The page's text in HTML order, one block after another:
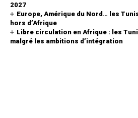
2027
Europe, Amérique du Nord… les
hors d’Afrique
Libre circulation en Afrique : les
malgré les ambitions d’intégration